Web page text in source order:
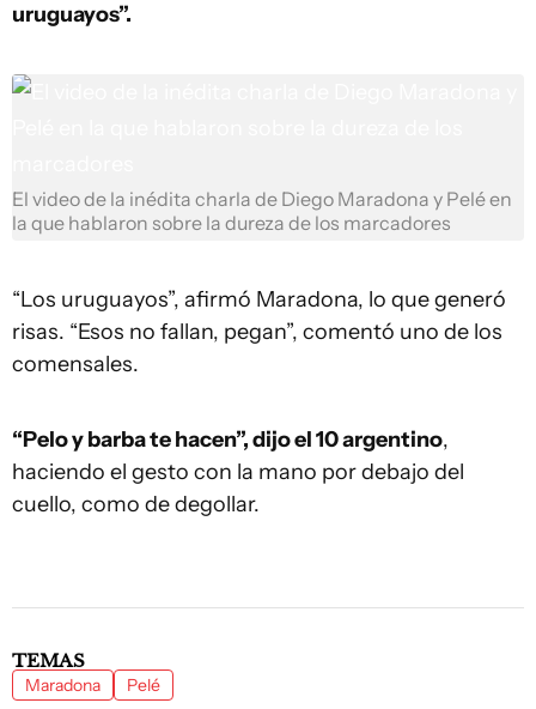
uruguayos”.
El video de la inédita charla de Diego Maradona y Pelé en
la que hablaron sobre la dureza de los marcadores
“Los uruguayos”, afirmó Maradona, lo que generó
risas. “Esos no fallan, pegan”, comentó uno de los
comensales.
“Pelo y barba te hacen”, dijo el 10 argentino,
haciendo el gesto con la mano por debajo del
cuello, como de degollar.
TEMAS
Maradona Pelé